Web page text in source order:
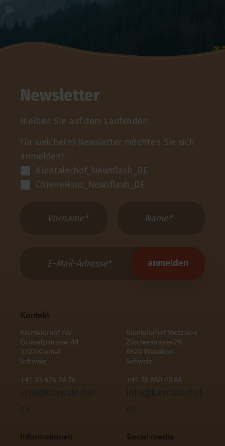
Newsletter
Bleiben Sie auf dem Laufenden.
Für welche(n) Newsletter möchten Sie sich
anmelden?
Kientalerhof_Newsflash_DE
ChieneHuus_Newsflash_DE
Kontakt
Kientalerhof AG
Griesalpstrasse 44
3723 Kiental
Schweiz
+41 33 676 26 76
Kientalerhof Wetzikon
Zürcherstrasse 29
8620 Wetzikon
Schweiz
+41 78 850 40 84
Informationen Social media